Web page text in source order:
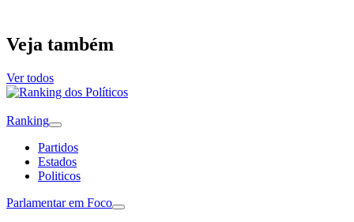
Veja também
Ver todos
Ranking
Partidos
Estados
Politicos
Parlamentar em Foco